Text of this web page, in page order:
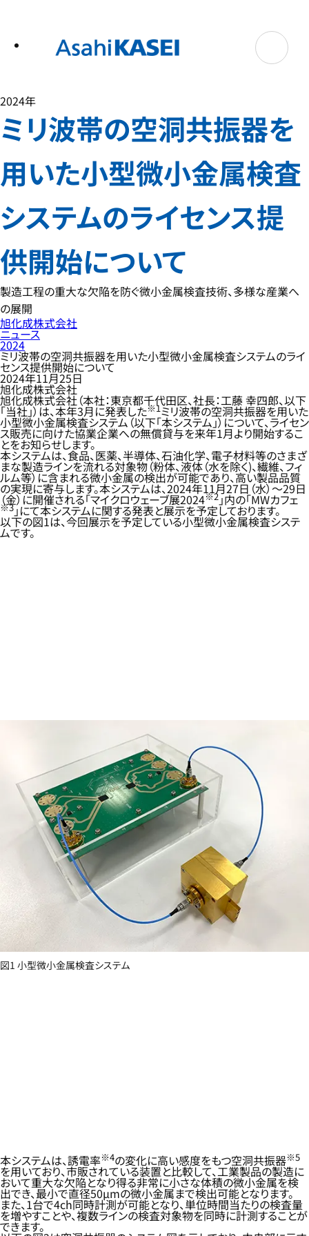
2024年
ミリ波帯の空洞共振器を
用いた小型微小金属検査
システムのライセンス提
供開始について
製造工程の重大な欠陥を防ぐ微小金属検査技術、多様な産業へ
の展開
旭化成株式会社
ニュース
2024
ミリ波帯の空洞共振器を用いた小型微小金属検査システムのライ
センス提供開始について
2024年11月25日
旭化成株式会社
旭化成株式会社（本社：東京都千代田区、社長：工藤 幸四郎、以下
「当社」）は、本年3月に発表した※1ミリ波帯の空洞共振器を用いた
小型微小金属検査システム（以下「本システム」）について、ライセン
ス販売に向けた協業企業への無償貸与を来年1月より開始するこ
とをお知らせします。
本システムは、食品、医薬、半導体、石油化学、電子材料等のさまざ
まな製造ラインを流れる対象物（粉体、液体（水を除く)、繊維、フィ
ルム等）に含まれる微小金属の検出が可能であり、高い製品品質
の実現に寄与します。本システムは、2024年11月27日（水）～29日
（金）に開催される「マイクロウェーブ展2024※2 」内の「MWカフェ
※3」にて本システムに関する発表と展示を予定しております。
以下の図1は、今回展示を予定している小型微小金属検査システ
ムです。
図1 小型微小金属検査システム
本システムは、誘電率※4の変化に高い感度をもつ空洞共振器※5
を用いており、市販されている装置と比較して、工業製品の製造に
おいて重大な欠陥となり得る非常に小さな体積の微小金属を検
出でき、最小で直径50μmの微小金属まで検出可能となります。
また、1台で4ch同時計測が可能となり、単位時間当たりの検査量
を増やすことや、複数ラインの検査対象物を同時に計測することが
できます。